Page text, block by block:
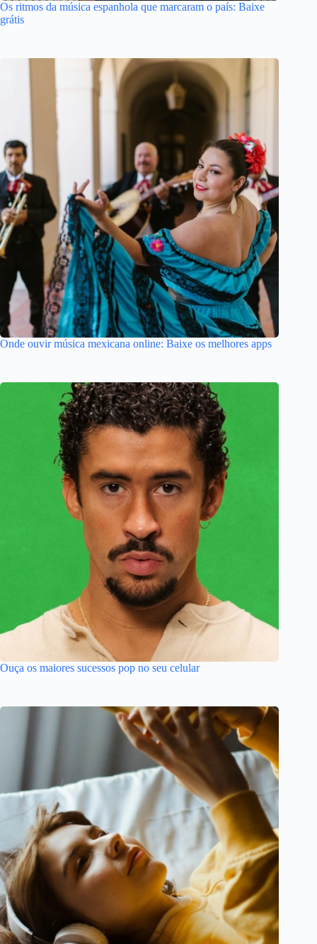
Os ritmos da música espanhola que marcaram o país: Baixe
grátis
Onde ouvir música mexicana online: Baixe os melhores apps
Ouça os maiores sucessos pop no seu celular